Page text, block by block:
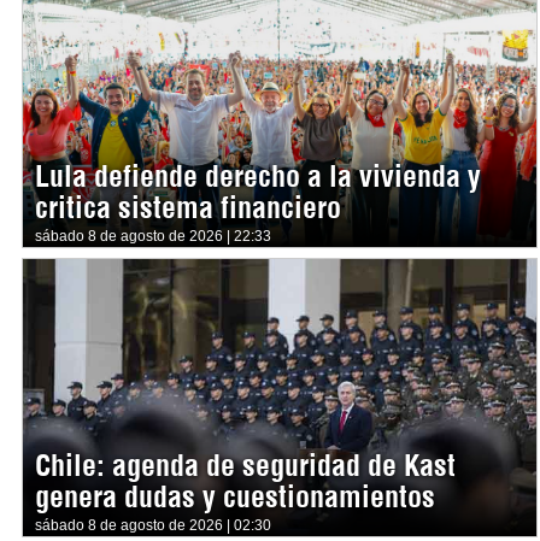
Lula defiende derecho a la vivienda y
critica sistema financiero
sábado 8 de agosto de 2026 | 22:33
Chile: agenda de seguridad de Kast
genera dudas y cuestionamientos
sábado 8 de agosto de 2026 | 02:30